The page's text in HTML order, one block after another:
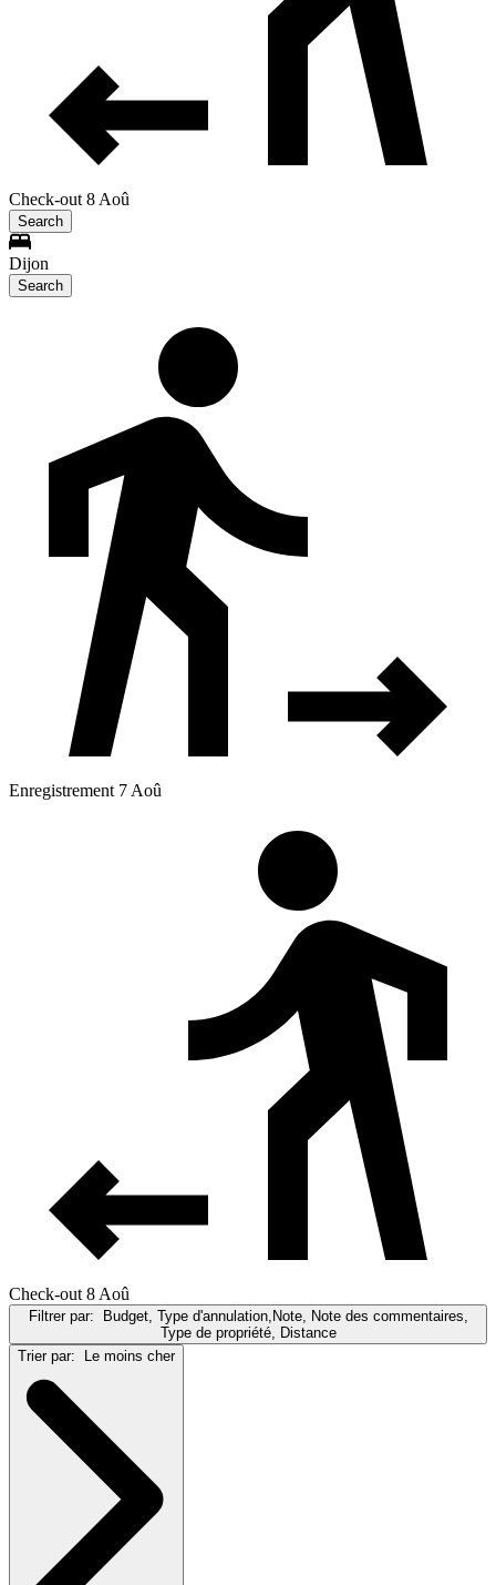
Check-out 8 Aoû
Search
Dijon
Search
Enregistrement 7 Aoû
Check-out 8 Aoû
Filtrer par:
Budget, Type d'annulation,Note, Note des commentaires,
Type de propriété, Distance
Trier par:
Le moins cher